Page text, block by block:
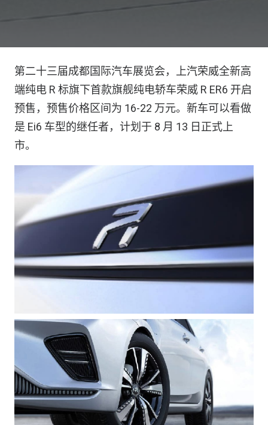
第二十三届成都国际汽车展览会，上汽荣威全新高
端纯电 R 标旗下首款旗舰纯电轿车荣威 R ER6 开启
预售，预售价格区间为 16-22 万元。新车可以看做
是 Ei6 车型的继任者，计划于 8 月 13 日正式上
市。